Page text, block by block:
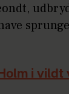
i